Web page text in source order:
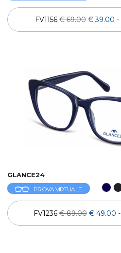
FV1156€ 69.00 € 39.00 -
GLANCE24
PROVA VIRTUALE
FV1236€ 89.00 € 49.00 -